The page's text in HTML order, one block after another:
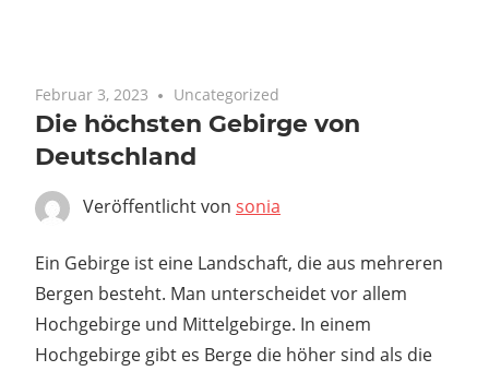
Februar 3, 2023 Uncategorized
Die höchsten Gebirge von
Deutschland
Veröffentlicht von sonia
Ein Gebirge ist eine Landschaft, die aus mehreren
Bergen besteht. Man unterscheidet vor allem
Hochgebirge und Mittelgebirge. In einem
Hochgebirge gibt es Berge die höher sind als die